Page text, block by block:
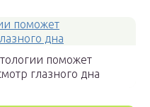
поможет
глазного дна